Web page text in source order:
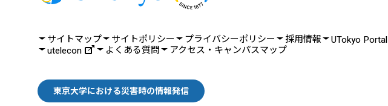
サイトマップ サイトポリシー プライバシーポリシー 採用情報
UTokyo Portal
utelecon
よくある質問 アクセス・キャンパスマップ
東京大学における災害時の情報発信